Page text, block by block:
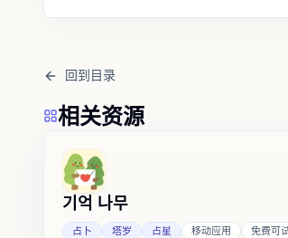
回到目录
相关资源
기억 나무
占卜 塔罗 占星 移动应用 免费可